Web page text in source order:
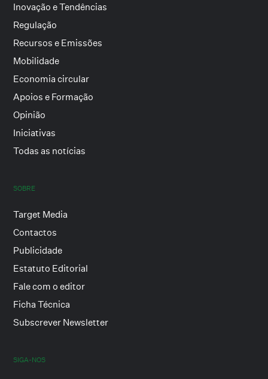
Inovação e Tendências
Regulação
Recursos e Emissões
Mobilidade
Economia circular
Apoios e Formação
Opinião
Iniciativas
Todas as notícias
SOBRE
Target Media
Contactos
Publicidade
Estatuto Editorial
Fale com o editor
Ficha Técnica
Subscrever Newsletter
SIGA-NOS